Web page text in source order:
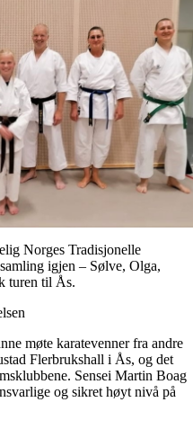
Norges Tradisjonelle
igjen – Sølve, Olga,
turen til Ås.
møte karatevenner fra andre
Flerbrukshall i Ås, og det
Sensei Martin Boag
og sikret høyt nivå på